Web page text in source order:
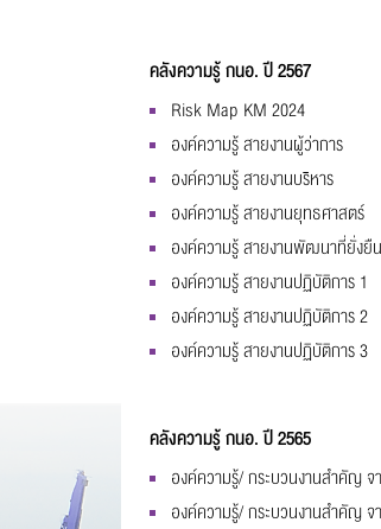
คลังความรู้ กนอ. ปี 2567
Risk Map KM 2024
องค์ความรู้ สายงานผู้ว่าการ
องค์ความรู้ สายงานบริหาร
องค์ความรู้ สายงานยุทธศาสตร์
องค์ความรู้ สายงานพัฒนาที่ยั่งยืน
องค์ความรู้ สายงานปฏิบัติการ 1
องค์ความรู้ สายงานปฏิบัติการ 2
องค์ความรู้ สายงานปฏิบัติการ 3
คลังความรู้ กนอ. ปี 2565
องค์ความรู้/ กระบวนงานสำคัญ จ
องค์ความรู้/ กระบวนงานสำคัญ จ